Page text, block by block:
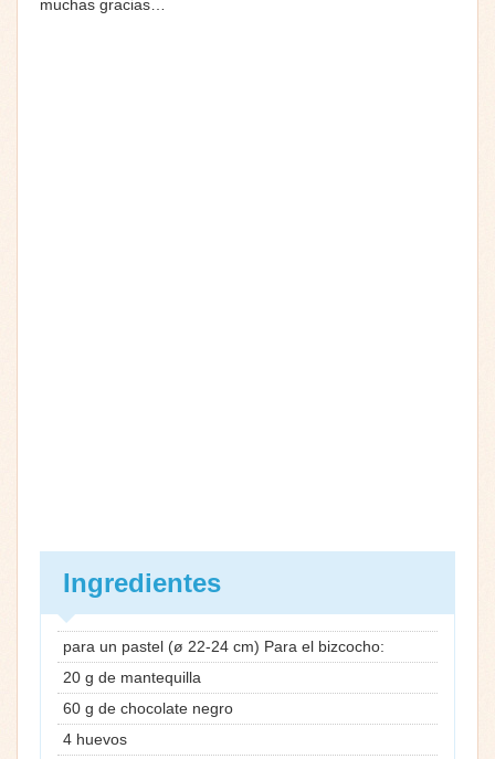
muchas gracias…
Ingredientes
para un pastel (ø 22-24 cm) Para el bizcocho:
20 g de mantequilla
60 g de chocolate negro
4 huevos